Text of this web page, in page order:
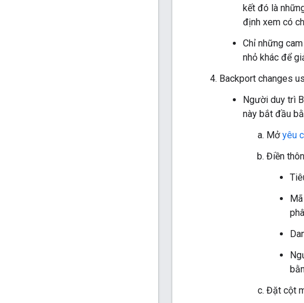
kết đó là
định xem có
Chỉ những
nhỏ khác để
Backport changes
Người duy trì
này bắt đầu
Mởyêu
Điền
Đặt cột